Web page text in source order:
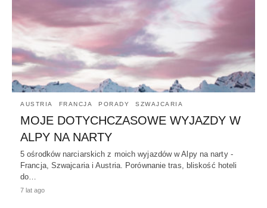
AUSTRIA FRANCJA PORADY SZWAJCARIA
MOJE DOTYCHCZASOWE WYJAZDY W
ALPY NA NARTY
5 ośrodków narciarskich z moich wyjazdów w Alpy na narty -
Francja, Szwajcaria i Austria. Porównanie tras, bliskość hoteli
do…
7 lat ago